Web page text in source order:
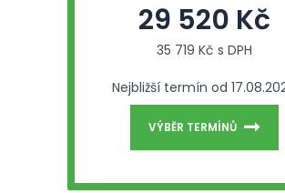
29 520 Kč
35 719 Kč s DPH
Nejbližší termín od
VÝBĚR TERMÍNŮ